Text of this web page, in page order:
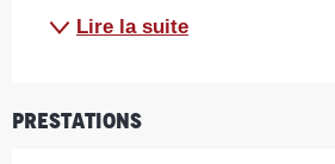
Lire la suite
Prestations